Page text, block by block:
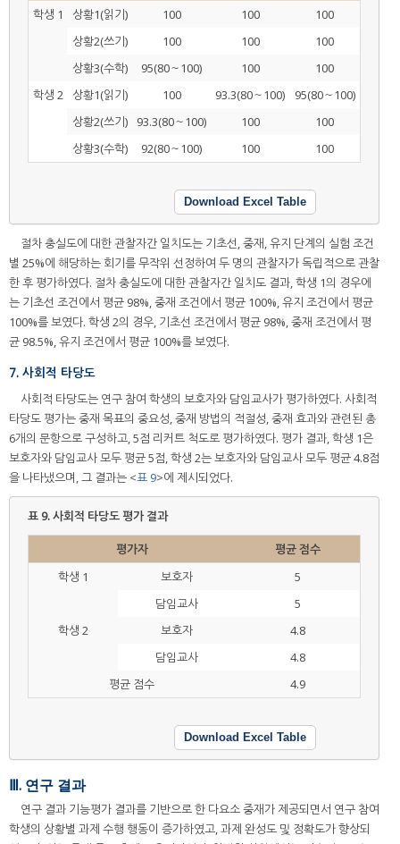
학생 1
상황1(읽기) 100 100
100
상황2(쓰기)
100 100
100
상황3(수학)
95(80～100) 100
100
학생 2 상황1(읽기) 100 93.3(80～100)
95(80～100)
상황2(쓰기)
93.3(80～100) 100
100
상황3(수학)
92(80～100) 100 100
Download Excel Table
절차 충실도에 대한 관찰자간 일치도는 기초선, 중재, 유지 단계의 실험 조건
별 25%에 해당하는 회기를 무작위 선정하여 두 명의 관찰자가 독립적으로 관찰
한 후 평가하였다. 절차 충실도에 대한 관찰자간 일치도 결과, 학생 1의 경우에
는 기초선 조건에서 평균 98%, 중재 조건에서 평균 100%, 유지 조건에서 평균
100%를 보였다. 학생 2의 경우, 기초선 조건에서 평균 98%, 중재 조건에서 평
균 98.5%, 유지 조건에서 평균 100%를 보였다.
7. 사회적 타당도
사회적 타당도는 연구 참여 학생의 보호자와 담임교사가 평가하였다. 사회적
타당도 평가는 중재 목표의 중요성, 중재 방법의 적절성, 중재 효과와 관련된 총
6개의 문항으로 구성하고, 5점 리커트 척도로 평가하였다. 평가 결과, 학생 1은
보호자와 담임교사 모두 평균 5점, 학생 2는 보호자와 담임교사 모두 평균 4.8점
을 나타냈으며, 그 결과는 <표 9>에 제시되었다.
표 9.사회적 타당도 평가 결과
평가자
평균 점수
학생 1
보호자
5
담임교사
5
학생 2
보호자
4.8
담임교사
4.8
평균 점수
4.9
Download Excel Table
Ⅲ. 연구 결과
연구 결과 기능평가 결과를 기반으로 한 다요소 중재가 제공되면서 연구 참여
학생의 상황별 과제 수행 행동이 증가하였고, 과제 완성도 및 정확도가 향상되